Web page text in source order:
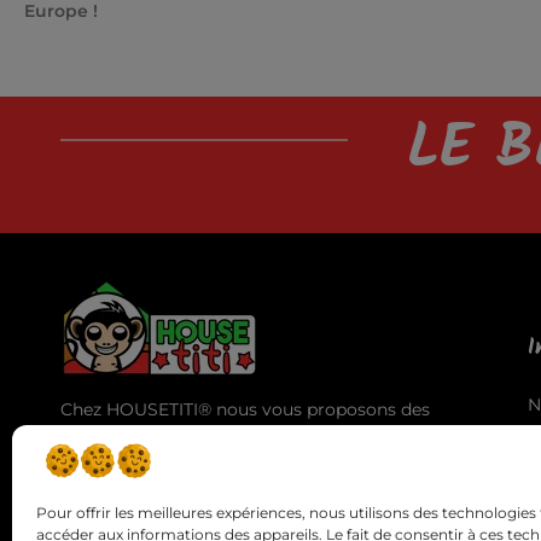
Pour offrir les meilleures expériences, nous utilisons des
accéder aux informations des appareils. Le fait de consentir à ces
Europe !
LE
Chez HOUSETITI® nous vous proposons des
meilleure expérience d'utilisation et des